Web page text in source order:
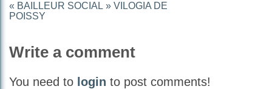
« BAILLEUR SOCIAL » VILOGIA DE
POISSY
Write a comment
You need to login to post comments!